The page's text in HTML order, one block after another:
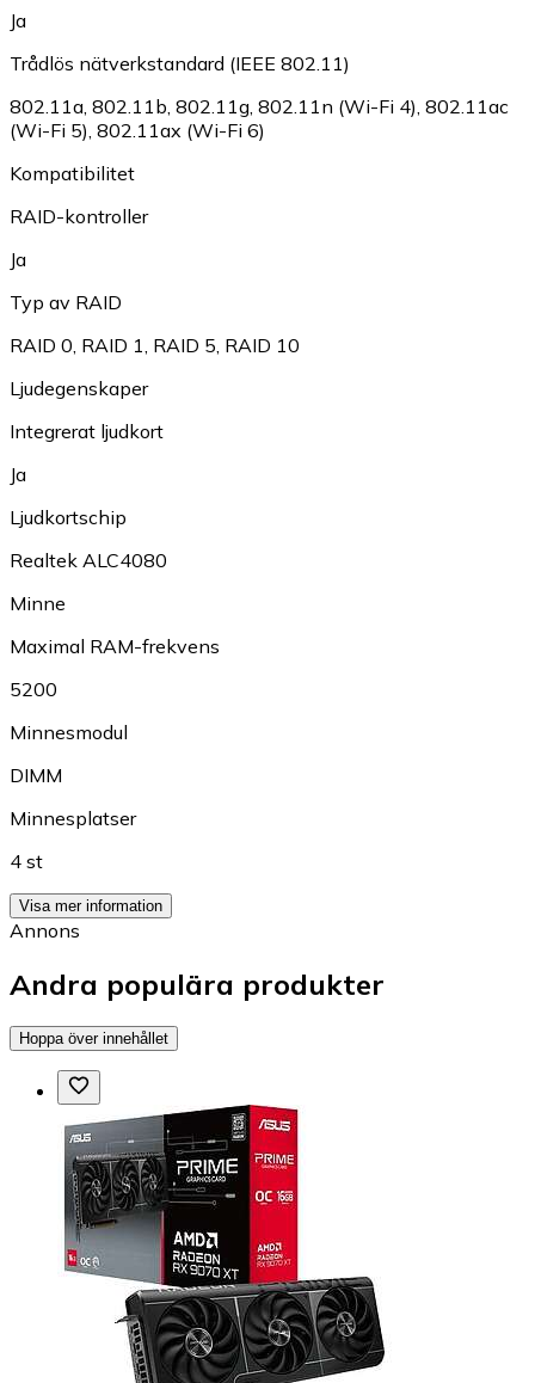
Ja
Trådlös nätverkstandard (IEEE 802.11)
802.11a 802.11b 802.11g 802.11n (Wi-Fi 4) 802.11ac
(Wi-Fi 5) 802.11ax (Wi-Fi 6)
Kompatibilitet
RAID-kontroller
Ja
Typ av RAID
RAID 0 RAID 1 RAID 5 RAID 10
Ljudegenskaper
Integrerat ljudkort
Ja
Ljudkortschip
Realtek ALC4080
Minne
Maximal RAM-frekvens
5200
Minnesmodul
DIMM
Minnesplatser
4 st
Visa mer information
Annons
Andra populära produkter
Hoppa över innehållet